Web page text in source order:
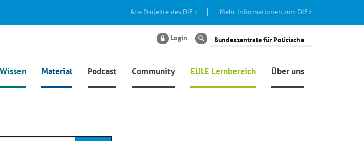
Alle Projekte des DIE Mehr Informationen zum DIE
Wissen Material Podcast Community EULE Lernbereich Über uns
Login Suche